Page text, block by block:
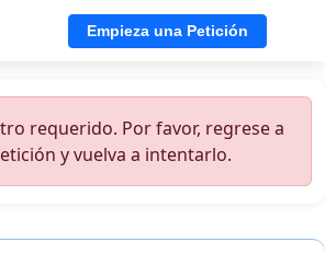
Empieza una Petición
requerido. Por favor, regrese a
y vuelva a intentarlo.